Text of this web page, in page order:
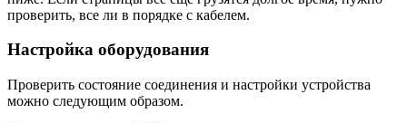
проверить, все ли в порядке с кабелем.
Настройка оборудования
Проверить состояние соединения и настройки устройства
можно следующим образом.